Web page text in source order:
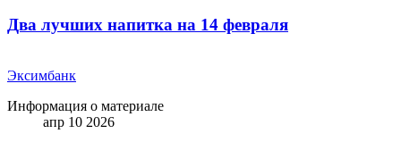
Два лучших напитка на 14 февраля
Эксимбанк
Информация о материале
апр 10 2026